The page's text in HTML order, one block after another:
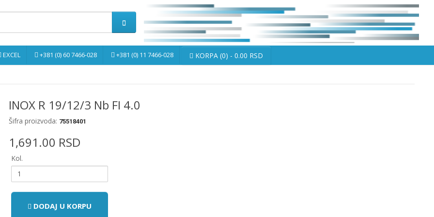
EXCEL +381 (0) 60 7466-028 +381 (0) 11 7466-028 KORPA (0) - 0.00 RSD
INOX R 19/12/3 Nb FI 4.0
Šifra proizvoda: 75518401
1,691.00 RSD
Kol.
DODAJ U KORPU